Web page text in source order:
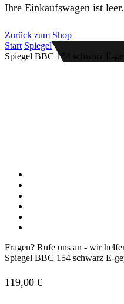
Ihre Einkaufswagen ist leer.
Zurück zum Shop
Start Spiegel
Spiegel BBC 154 schwarz E-
Fragen? Rufe uns an - wir
Spiegel BBC 154 schwarz E-
119,00 €